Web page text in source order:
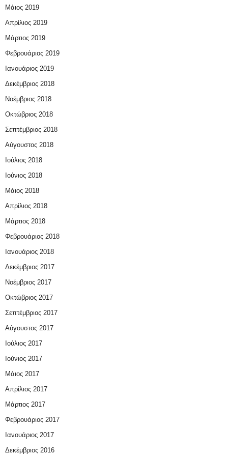
Μάιος 2019
Απρίλιος 2019
Μάρτιος 2019
Φεβρουάριος 2019
Ιανουάριος 2019
Δεκέμβριος 2018
Νοέμβριος 2018
Οκτώβριος 2018
Σεπτέμβριος 2018
Αύγουστος 2018
Ιούλιος 2018
Ιούνιος 2018
Μάιος 2018
Απρίλιος 2018
Μάρτιος 2018
Φεβρουάριος 2018
Ιανουάριος 2018
Δεκέμβριος 2017
Νοέμβριος 2017
Οκτώβριος 2017
Σεπτέμβριος 2017
Αύγουστος 2017
Ιούλιος 2017
Ιούνιος 2017
Μάιος 2017
Απρίλιος 2017
Μάρτιος 2017
Φεβρουάριος 2017
Ιανουάριος 2017
Δεκέμβριος 2016